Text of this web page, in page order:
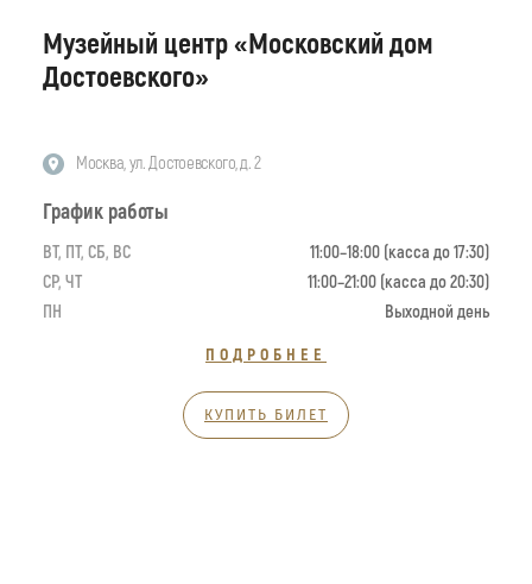
Музейный центр «Московский дом
Достоевского»
Москва, ул. Достоевского, д. 2
График работы
ВТ, ПТ, СБ, ВС
11:00–18:00 (касса до 17:30)
СР, ЧТ
11:00–21:00 (касса до 20:30)
ПН
Выходной день
ПОДРОБНЕЕ
КУПИТЬ БИЛЕТ